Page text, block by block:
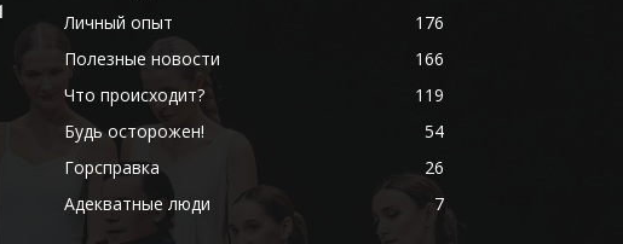
Личный опыт
176
Полезные новости
166
Что происходит?
119
Будь осторожен!
54
Горсправка
26
Адекватные люди
7